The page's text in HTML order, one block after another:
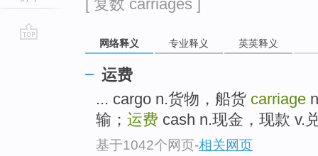
[ 复数 carriages ]
网络释义 专业释义 英英释义
运费
... cargo n.货物，船货 carriage
输； 运费 cash n.现金，现款 v.
基于1042个网页-相关网页